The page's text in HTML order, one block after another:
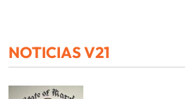
NOTICIAS V21